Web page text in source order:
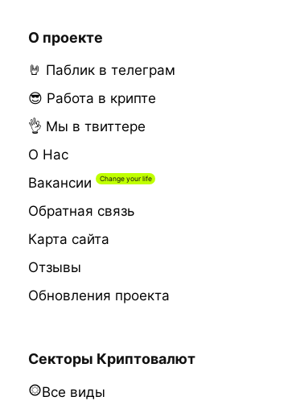
О проекте
🤘 Паблик в телеграм
😎 Работа в крипте
👌 Мы в твиттере
О Нас
Вакансии
Обратная связь
Карта сайта
Отзывы
Обновления проекта
Секторы Криптовалют
Все виды